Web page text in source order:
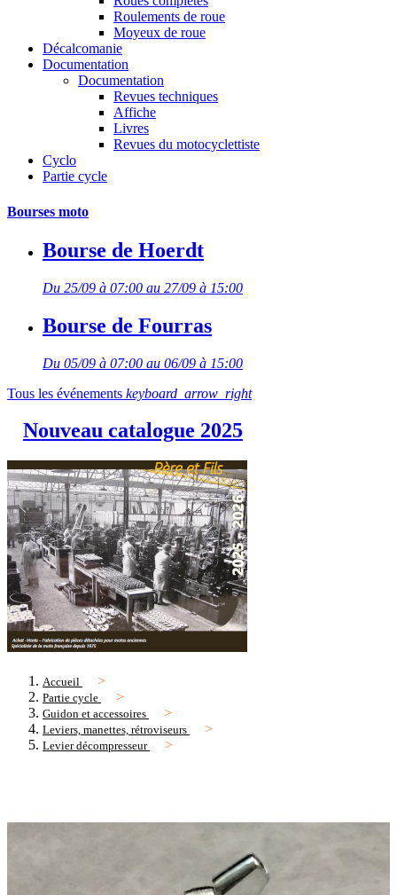
Roulements de roue
Moyeux de roue
Décalcomanie
Documentation
Documentation
Revues techniques
Affiche
Livres
Revues du motocyclettiste
Cyclo
Partie cycle
Bourses moto
Bourse de Hoerdt
Du 25/09 à 07:00 au 27/09 à 15:00
Bourse de Fourras
Du 05/09 à 07:00 au 06/09 à 15:00
Tous les événements keyboard_arrow_right
Nouveau catalogue 2025
Accueil
Partie cycle
Guidon et accessoires
Leviers, manettes, rétroviseurs
Levier décompresseur